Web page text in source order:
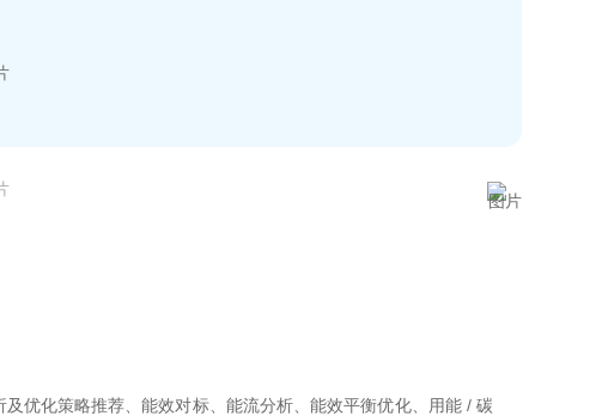
优化策略推荐、能效对标、 能流分析 、能效平衡优化、用能 / 碳